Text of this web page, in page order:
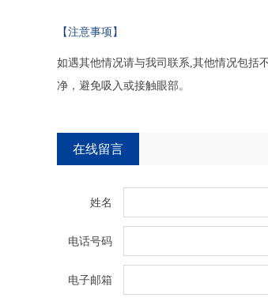
【注意事项】
如遇其他情况请与我司联系,其他情况包括
净，避免吸入或接触眼部。
在线留言
姓名
电话号码
电子邮箱